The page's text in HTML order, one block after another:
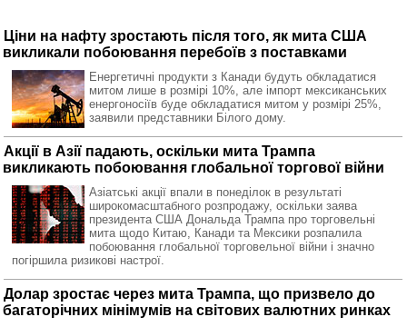
Ціни на нафту зростають після того, як мита США
викликали побоювання перебоїв з поставками
Енергетичні продукти з Канади будуть обкладатися
митом лише в розмірі 10%, але імпорт мексиканських
енергоносіїв буде обкладатися митом у розмірі 25%,
заявили представники Білого дому.
Акції в Азії падають, оскільки мита Трампа
викликають побоювання глобальної торгової війни
Азіатські акції впали в понеділок в результаті
широкомасштабного розпродажу, оскільки заява
президента США Дональда Трампа про торговельні
мита щодо Китаю, Канади та Мексики розпалила
побоювання глобальної торговельної війни і значно
погіршила ризикові настрої.
Долар зростає через мита Трампа, що призвело до
багаторічних мінімумів на світових валютних ринках